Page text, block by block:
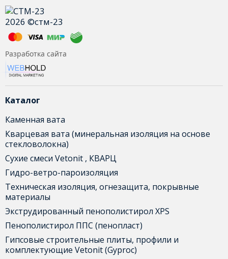
2026 ©стм-23
Разработка сайта
Каталог
Каменная вата
Кварцевая вата (минеральная изоляция на основе
стекловолокна)
Сухие смеси Vetonit , КВАРЦ
Гидро-ветро-пароизоляция
Техническая изоляция, огнезащита, покрывные
материалы
Экструдированный пенополистирол XPS
Пенополистирол ППС (пенопласт)
Гипсовые строительные плиты, профили и
комплектующие Vetonit (Gyproc)